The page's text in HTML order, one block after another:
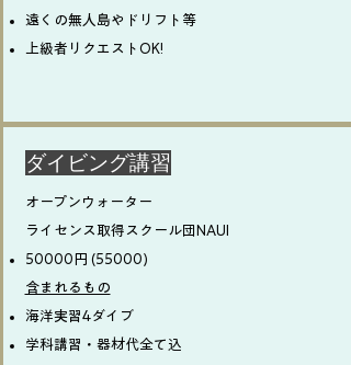
遠くの無人島やドリフト等
上級者リクエストOK!
​ダイビング講習
オープンウォーター
ライセンス取得スクール団NAUI
50000円 (55000)
含まれるもの
海洋実習4ダイブ
学科講習・器材代全て込